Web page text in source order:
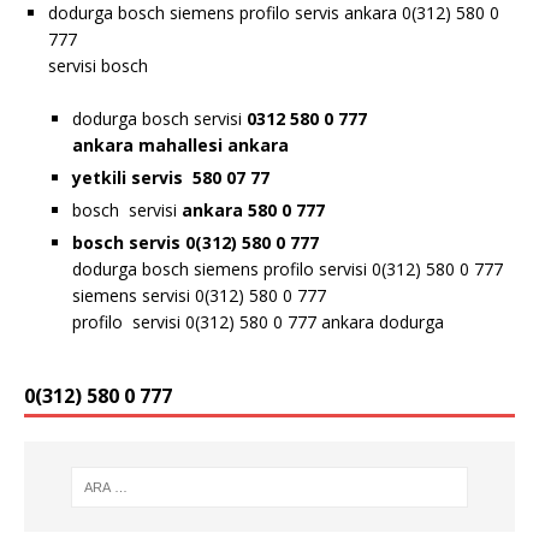
dodurga bosch siemens profilo servis ankara 0(312) 580 0
777
servisi bosch
dodurga bosch servisi 0312 580 0 777
ankara mahallesi ankara
yetkili servis 580 07 77
bosch servisi ankara 580 0 777
bosch servis 0(312) 580 0 777
dodurga bosch siemens profilo servisi 0(312) 580 0 777
siemens servisi 0(312) 580 0 777
profilo servisi 0(312) 580 0 777 ankara dodurga
0(312) 580 0 777